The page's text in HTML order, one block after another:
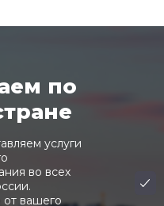
по
услуги
во всех
от вашего